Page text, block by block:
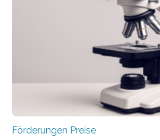
diesem Jahr wieder
Preis aus. Er richtet sich gezielt an
Forscherinnen und Forscher unter
werden soll eine herausragende
hochrangige wissenschaftliche
Förderungen Preise